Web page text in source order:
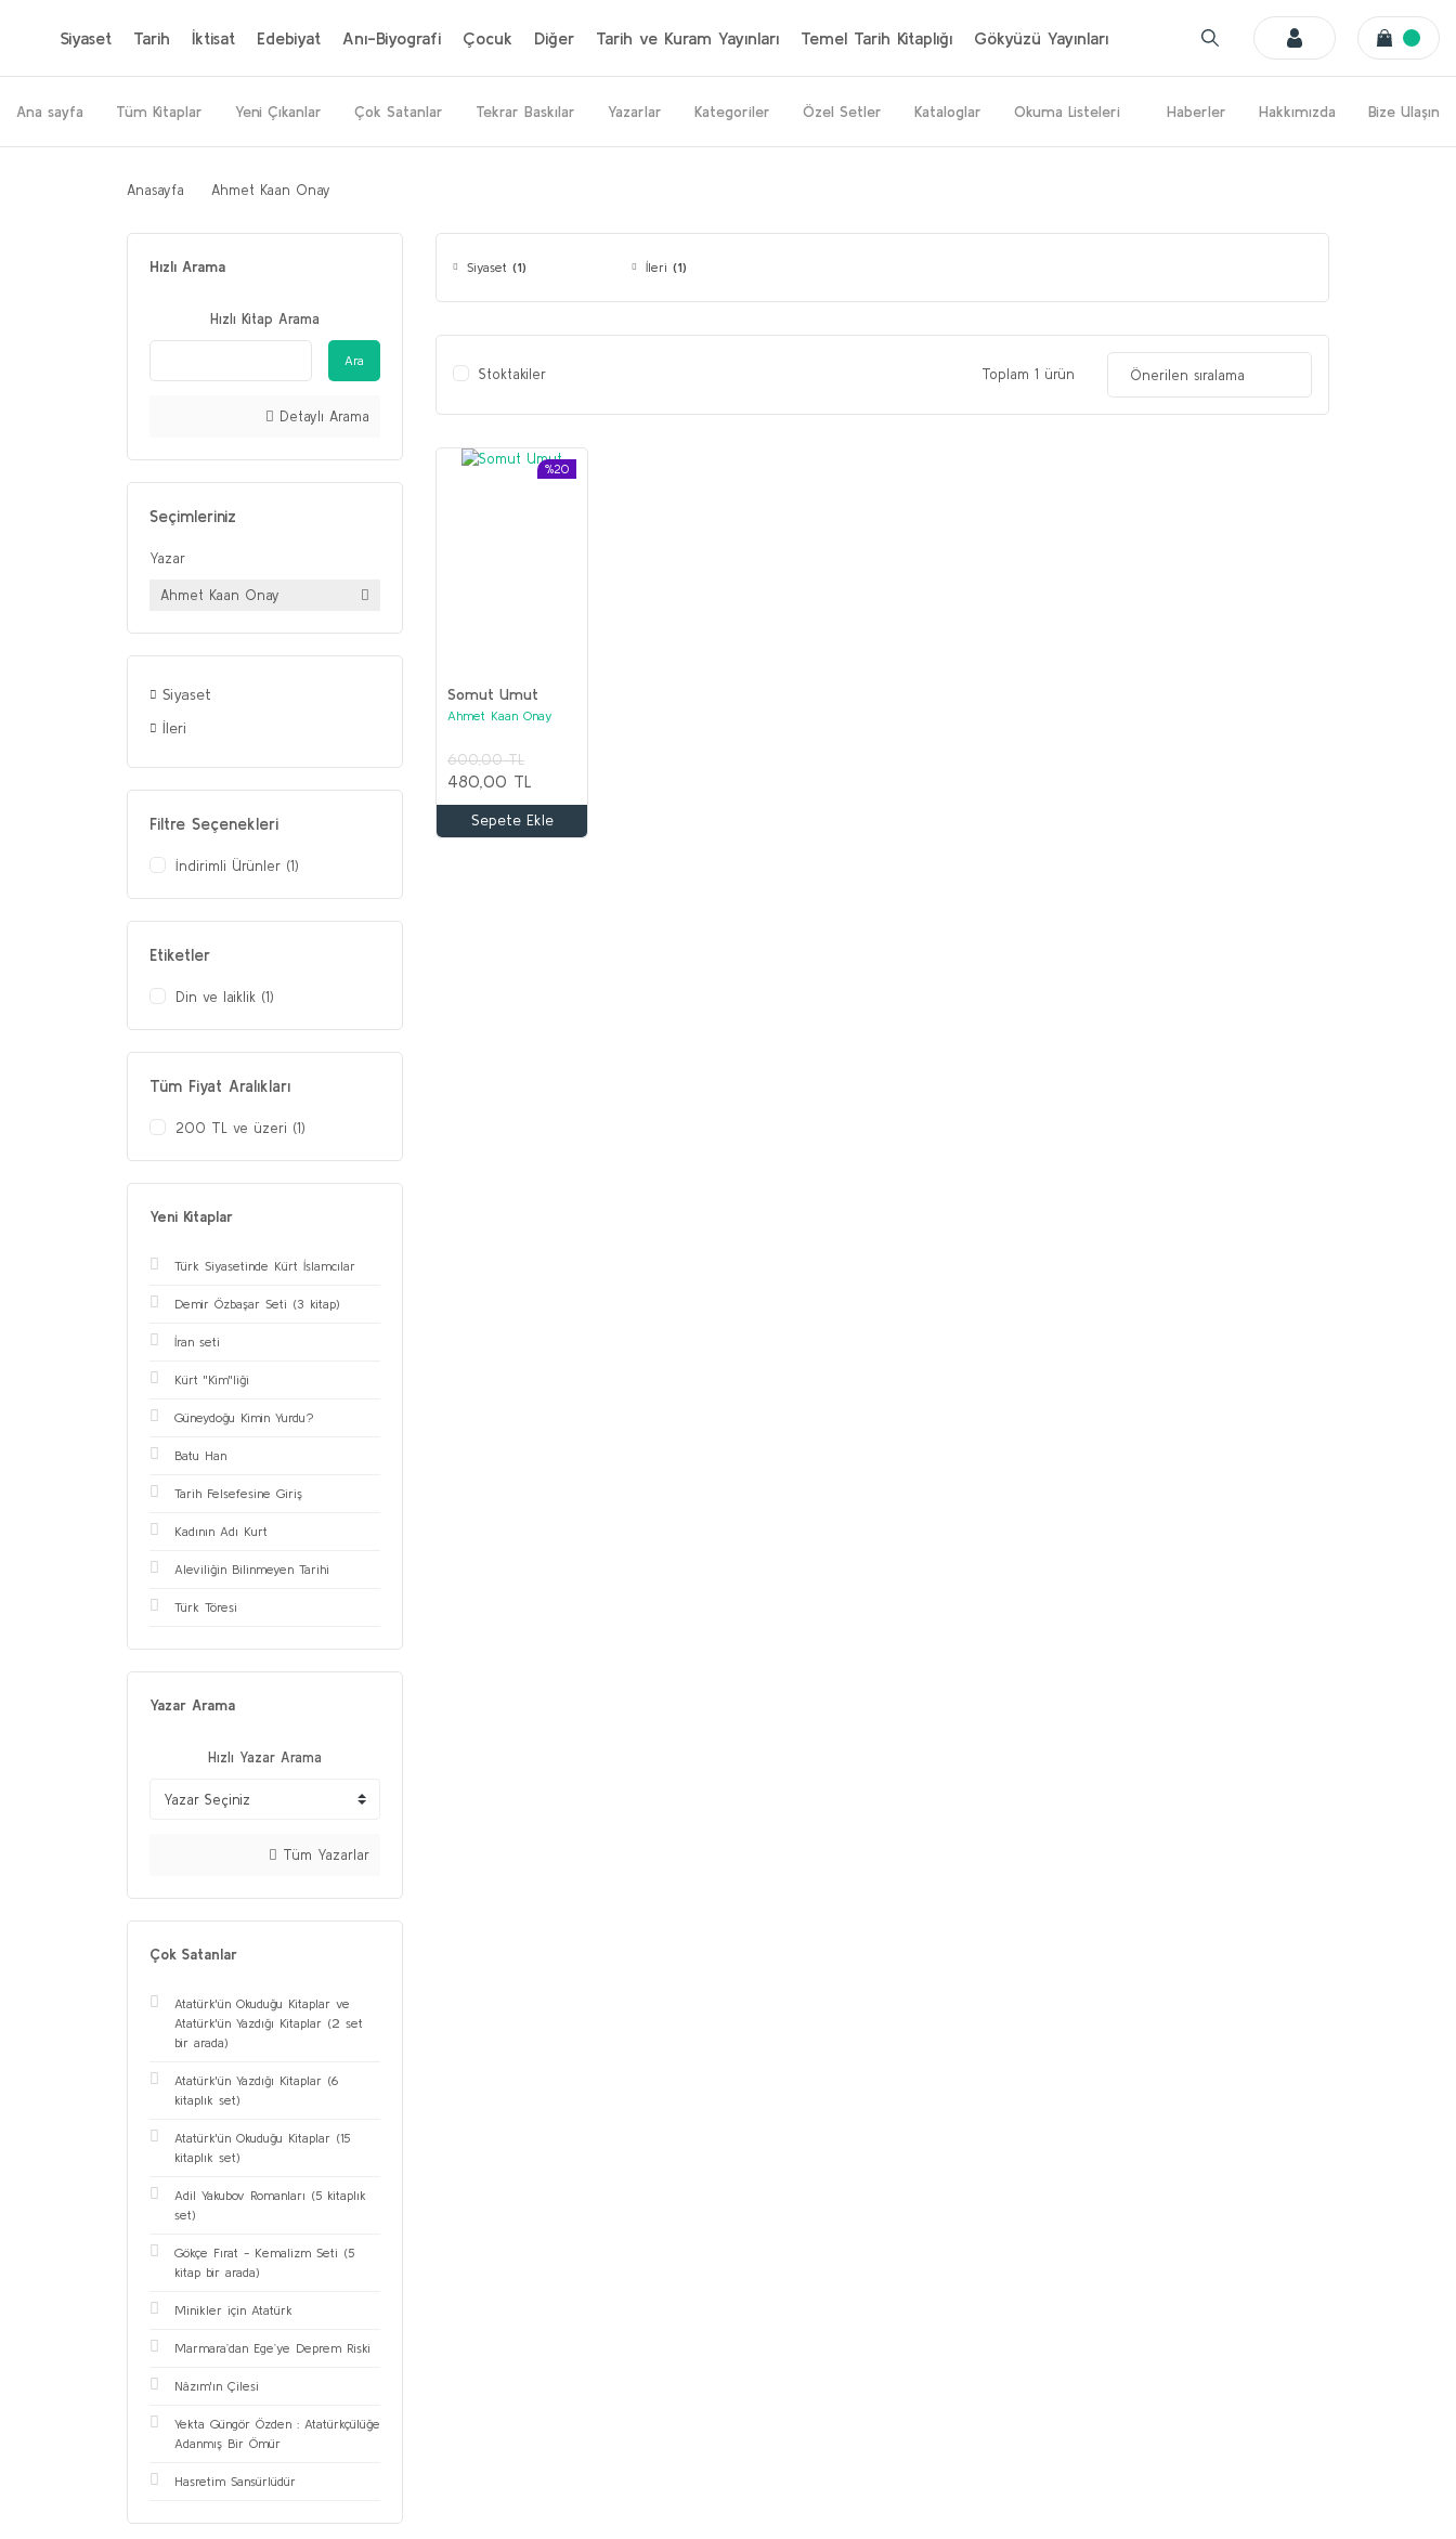
Siyaset Tarih İktisat Edebiyat Anı-Biyografi Çocuk Diğer Tarih ve Kuram Yayınları Temel Tarih Kitaplığı Gökyüzü Yayınları
Ana sayfa Tüm Kitaplar Yeni Çıkanlar Çok Satanlar Tekrar Baskılar Yazarlar Kategoriler Özel Setler Kataloglar Okuma Listeleri Haberler Hakkımızda Bize Ulaşın
Anasayfa Ahmet Kaan Onay
Hızlı Arama
Hızlı Kitap Arama
Ara
Detaylı Arama
Seçimleriniz
Yazar
Ahmet Kaan Onay
Siyaset
İleri
Filtre Seçenekleri
İndirimli Ürünler (1)
Etiketler
Din ve laiklik (1)
Tüm Fiyat Aralıkları
200 TL ve üzeri (1)
Yeni Kitaplar
Türk Siyasetinde Kürt İslamcılar
Demir Özbaşar Seti (3 kitap)
İran seti
Kürt ''Kim''liği
Güneydoğu Kimin Yurdu?
Batu Han
Tarih Felsefesine Giriş
Kadının Adı Kurt
Aleviliğin Bilinmeyen Tarihi
Türk Töresi
Yazar Arama
Hızlı Yazar Arama
Tüm Yazarlar
Çok Satanlar
Atatürk'ün Okuduğu Kitaplar ve
Atatürk'ün Yazdığı Kitaplar (2 set
bir arada)
Atatürk'ün Yazdığı Kitaplar (6
kitaplık set)
Atatürk'ün Okuduğu Kitaplar (15
kitaplık set)
Adil Yakubov Romanları (5 kitaplık
set)
Gökçe Fırat - Kemalizm Seti (5
kitap bir arada)
Minikler için Atatürk
Marmara’dan Ege’ye Deprem Riski
Nâzım'ın Çilesi
Yekta Güngör Özden : Atatürkçülüğe
Adanmış Bir Ömür
Hasretim Sansürlüdür
Siyaset (1) İleri (1)
Stoktakiler Toplam 1 ürün
%20
Somut Umut
Ahmet Kaan Onay
600,00 TL
480,00 TL
Sepete Ekle